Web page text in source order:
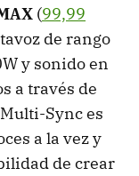
(99,99
de rango
y sonido en
a través de
Sync es
a la vez y
de crear